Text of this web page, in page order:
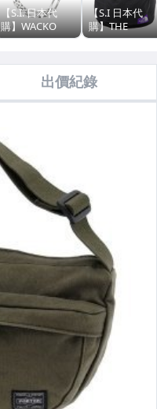
【S.I. 日本代
購】WACKO
MARIA ×
GUILTY
PARTIES 07 手鍊
【S.I 日本代
購】THE
NORTH FACE
Ripstop
Knapsack
出價紀錄